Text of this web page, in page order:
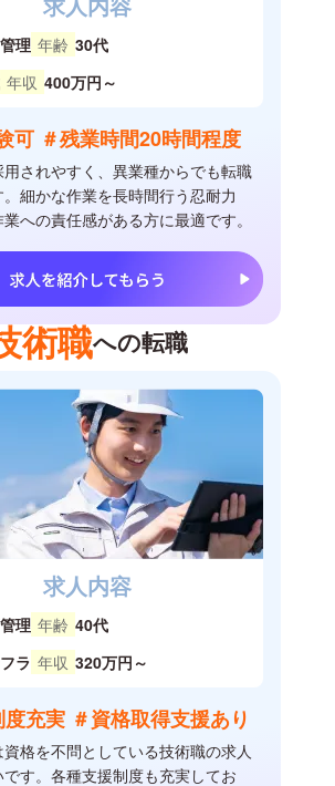
理 年齢 30代
年収 400万円～
可 ＃残業時間20時間程度
されやすく、異業種からでも転職
。細かな作業を長時間行う忍耐力
への責任感がある方に最適です。
術職への転職
求人内容
理 年齢 40代
ラ 年収 320万円～
度充実 ＃資格取得支援あり
格を不問としている技術職の求人
です。各種支援制度も充実してお